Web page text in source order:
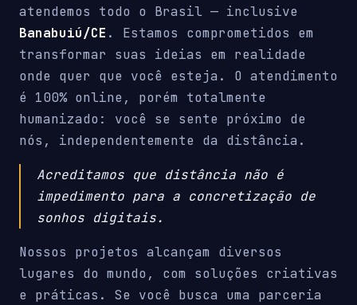
atendemos todo o Brasil — inclusive
Banabuiú/CE . Estamos comprometidos em
transformar suas ideias em realidade
onde quer que você esteja. O atendimento
é 100% online, porém totalmente
humanizado: você se sente próximo de
nós, independentemente da distância.
Acreditamos que distância não é
impedimento para a concretização de
sonhos digitais.
Nossos projetos alcançam diversos
lugares do mundo, com soluções criativas
e práticas. Se você busca uma parceria